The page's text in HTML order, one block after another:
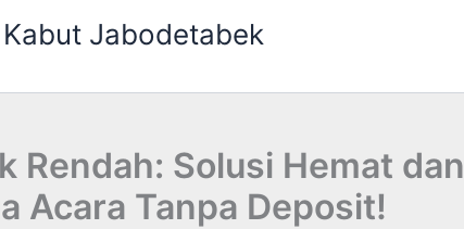
Jabodetabek
Rendah: Solusi Hemat dan
Acara Tanpa Deposit!